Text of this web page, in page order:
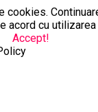
acord cu
Accept!